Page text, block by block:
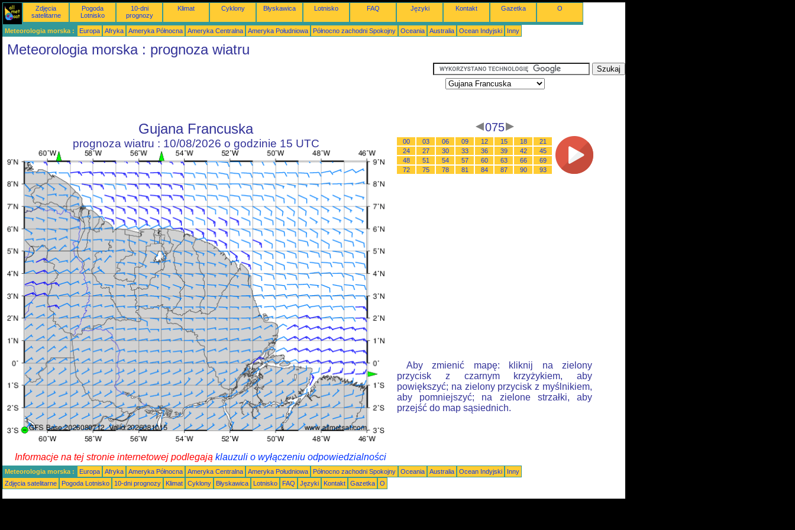
Zdjęcia
satelitarne
Pogoda
Lotnisko
10-dni
prognozy
Klimat Cyklony Błyskawica Lotnisko FAQ Języki Kontakt Gazetka O
Meteorologia morska : Europa Afryka Ameryka Północna Ameryka Centralna Ameryka Południowa Północno zachodni Spokojny Oceania Australia Ocean Indyjski Inny
Meteorologia morska : prognoza wiatru
Gujana Francuska
prognoza wiatru : 10/08/2026 o godzinie 15 UTC
075
00 03 06 09 12 15 18
21
24
27 30 33 36 39 42
45
48
51 54 57 60 63 66
69
72
75 78 81 84 87 90 93
Aby zmienić mapę: kliknij na zielony
przycisk z czarnym krzyżykiem, aby
powiększyć; na zielony przycisk z myślnikiem,
aby pomniejszyć; na zielone strzałki, aby
przejść do map sąsiednich.
Informacje na tej stronie internetowej podlegają klauzuli o wyłączeniu odpowiedzialności
Meteorologia morska : Europa Afryka Ameryka Północna Ameryka Centralna Ameryka Południowa Północno zachodni Spokojny Oceania Australia Ocean Indyjski
Inny
Zdjęcia satelitarne
Pogoda Lotnisko 10-dni prognozy Klimat Cyklony Błyskawica Lotnisko FAQ Języki Kontakt Gazetka O